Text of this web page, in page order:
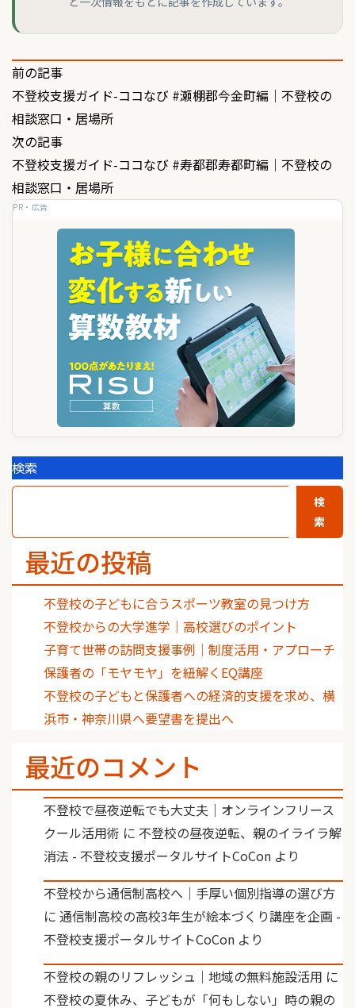
投
稿
ナ
ビ
ゲ
前の記事
不登校支援ガイド-ココなび #瀬棚郡今金町編｜不登校の
相談窓口・居場所
次の記事
不登校支援ガイド-ココなび #寿都郡寿都町編｜不登校の
相談窓口・居場所
PR・広告
検索
検
索
最近の投稿
不登校の子どもに合うスポーツ教室の見つけ方
不登校からの大学進学｜高校選びのポイント
子育て世帯の訪問支援事例｜制度活用・アプローチ
保護者の「モヤモヤ」を紐解くEQ講座
不登校の子どもと保護者への経済的支援を求め、横
浜市・神奈川県へ要望書を提出へ
最近のコメント
不登校で昼夜逆転でも大丈夫｜オンラインフリース
クール活用術 に 不登校の昼夜逆転、親のイライラ解
消法 - 不登校支援ポータルサイトCoCon より
不登校から通信制高校へ｜手厚い個別指導の選び方
に 通信制高校の高校3年生が絵本づくり講座を企画 -
不登校支援ポータルサイトCoCon より
不登校の親のリフレッシュ｜地域の無料施設活用 に
不登校の夏休み、子どもが「何もしない」時の親の